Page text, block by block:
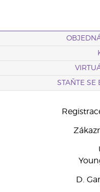
STAŇTE SE
D.